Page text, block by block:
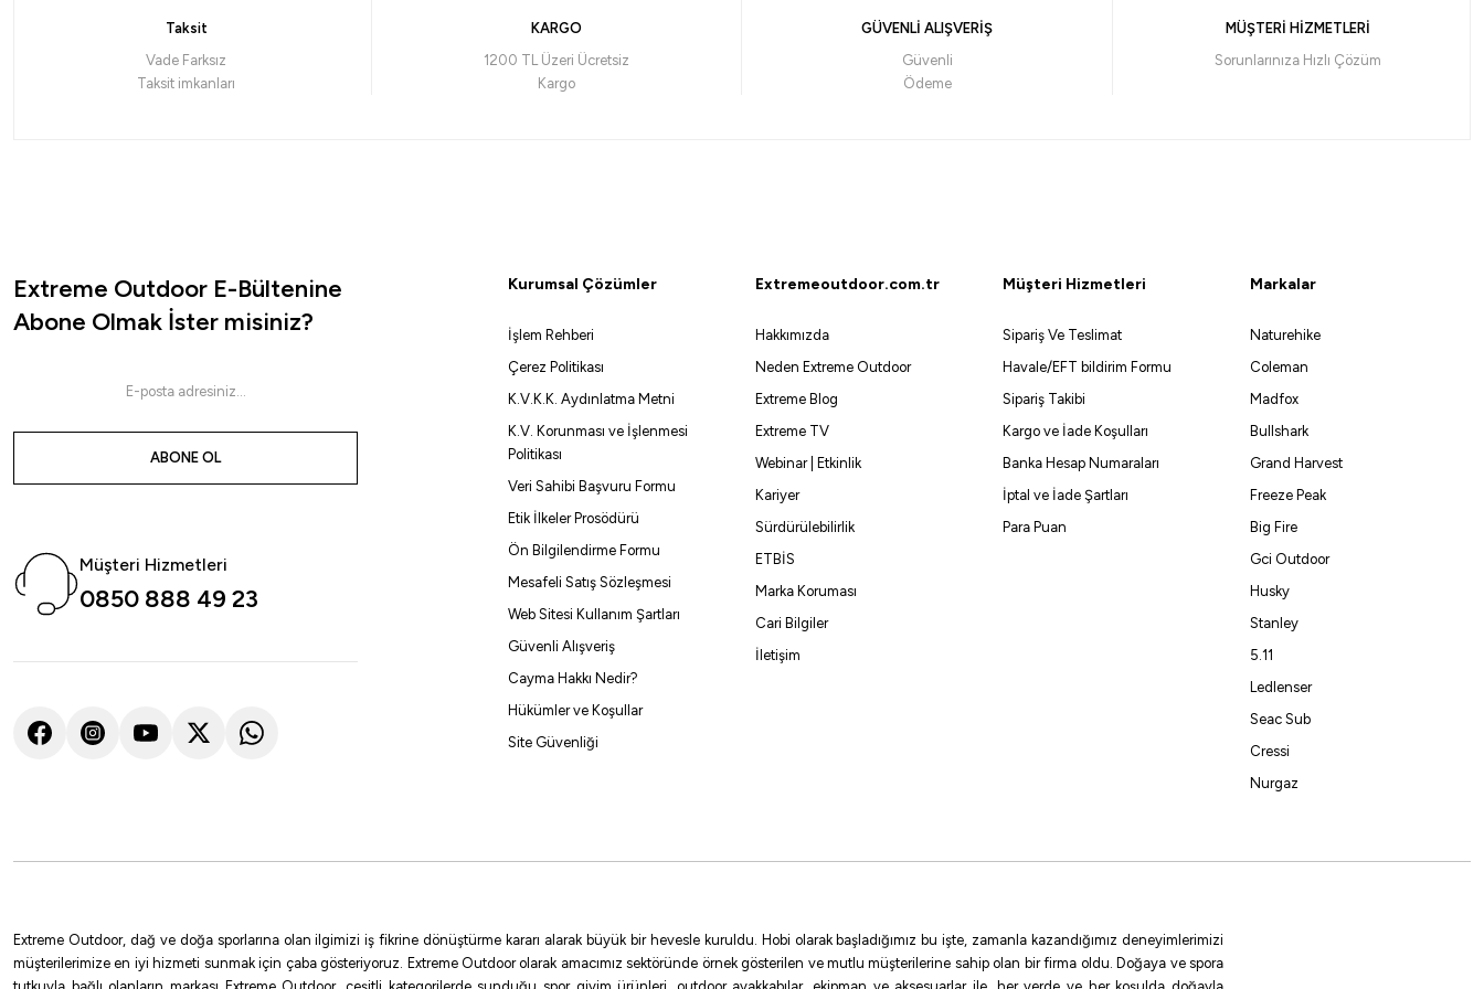
Taksit
Vade Farksız
Taksit imkanları
KARGO
1200 TL Üzeri Ücretsiz
Kargo
GÜVENLİ ALIŞVERİŞ
Güvenli
Ödeme
MÜŞTERİ HİZMETLERİ
Sorunlarınıza Hızlı Çözüm
Extreme Outdoor E-Bültenine
Abone Olmak İster misiniz?
ABONE OL
Müşteri Hizmetleri
0850 888 49 23
Kurumsal Çözümler
İşlem Rehberi
Çerez Politikası
K.V.K.K. Aydınlatma Metni
K.V. Korunması ve İşlenmesi
Politikası
Veri Sahibi Başvuru Formu
Etik İlkeler Prosödürü
Ön Bilgilendirme Formu
Mesafeli Satış Sözleşmesi
Web Sitesi Kullanım Şartları
Güvenli Alışveriş
Cayma Hakkı Nedir?
Hükümler ve Koşullar
Site Güvenliği
Extremeoutdoor.com.tr
Hakkımızda
Neden Extreme Outdoor
Extreme Blog
Extreme TV
Webinar | Etkinlik
Kariyer
Sürdürülebilirlik
ETBİS
Marka Koruması
Cari Bilgiler
İletişim
Müşteri Hizmetleri
Sipariş Ve Teslimat
Havale/EFT bildirim Formu
Sipariş Takibi
Kargo ve İade Koşulları
Banka Hesap Numaraları
İptal ve İade Şartları
Para Puan
Markalar
Naturehike
Coleman
Madfox
Bullshark
Grand Harvest
Freeze Peak
Big Fire
Gci Outdoor
Husky
Stanley
5.11
Ledlenser
Seac Sub
Cressi
Nurgaz
Extreme Outdoor, dağ ve doğa sporlarına olan ilgimizi iş fikrine dönüştürme kararı alarak büyük bir hevesle kuruldu. Hobi olarak başladığımız bu işte, zamanla kazandığımız deneyimlerimizi
müşterilerimize en iyi hizmeti sunmak için çaba gösteriyoruz. Extreme Outdoor olarak amacımız sektöründe örnek gösterilen ve mutlu müşterilerine sahip olan bir firma oldu. Doğaya ve spora
tutkuyla bağlı olanların markası Extreme Outdoor, çeşitli kategorilerde sunduğu spor giyim ürünleri, outdoor ayakkabılar, ekipman ve aksesuarlar ile, her yerde ve her koşulda doğayla